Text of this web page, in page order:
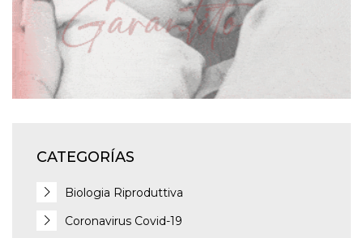
CATEGORÍAS
Biologia Riproduttiva
Coronavirus Covid-19